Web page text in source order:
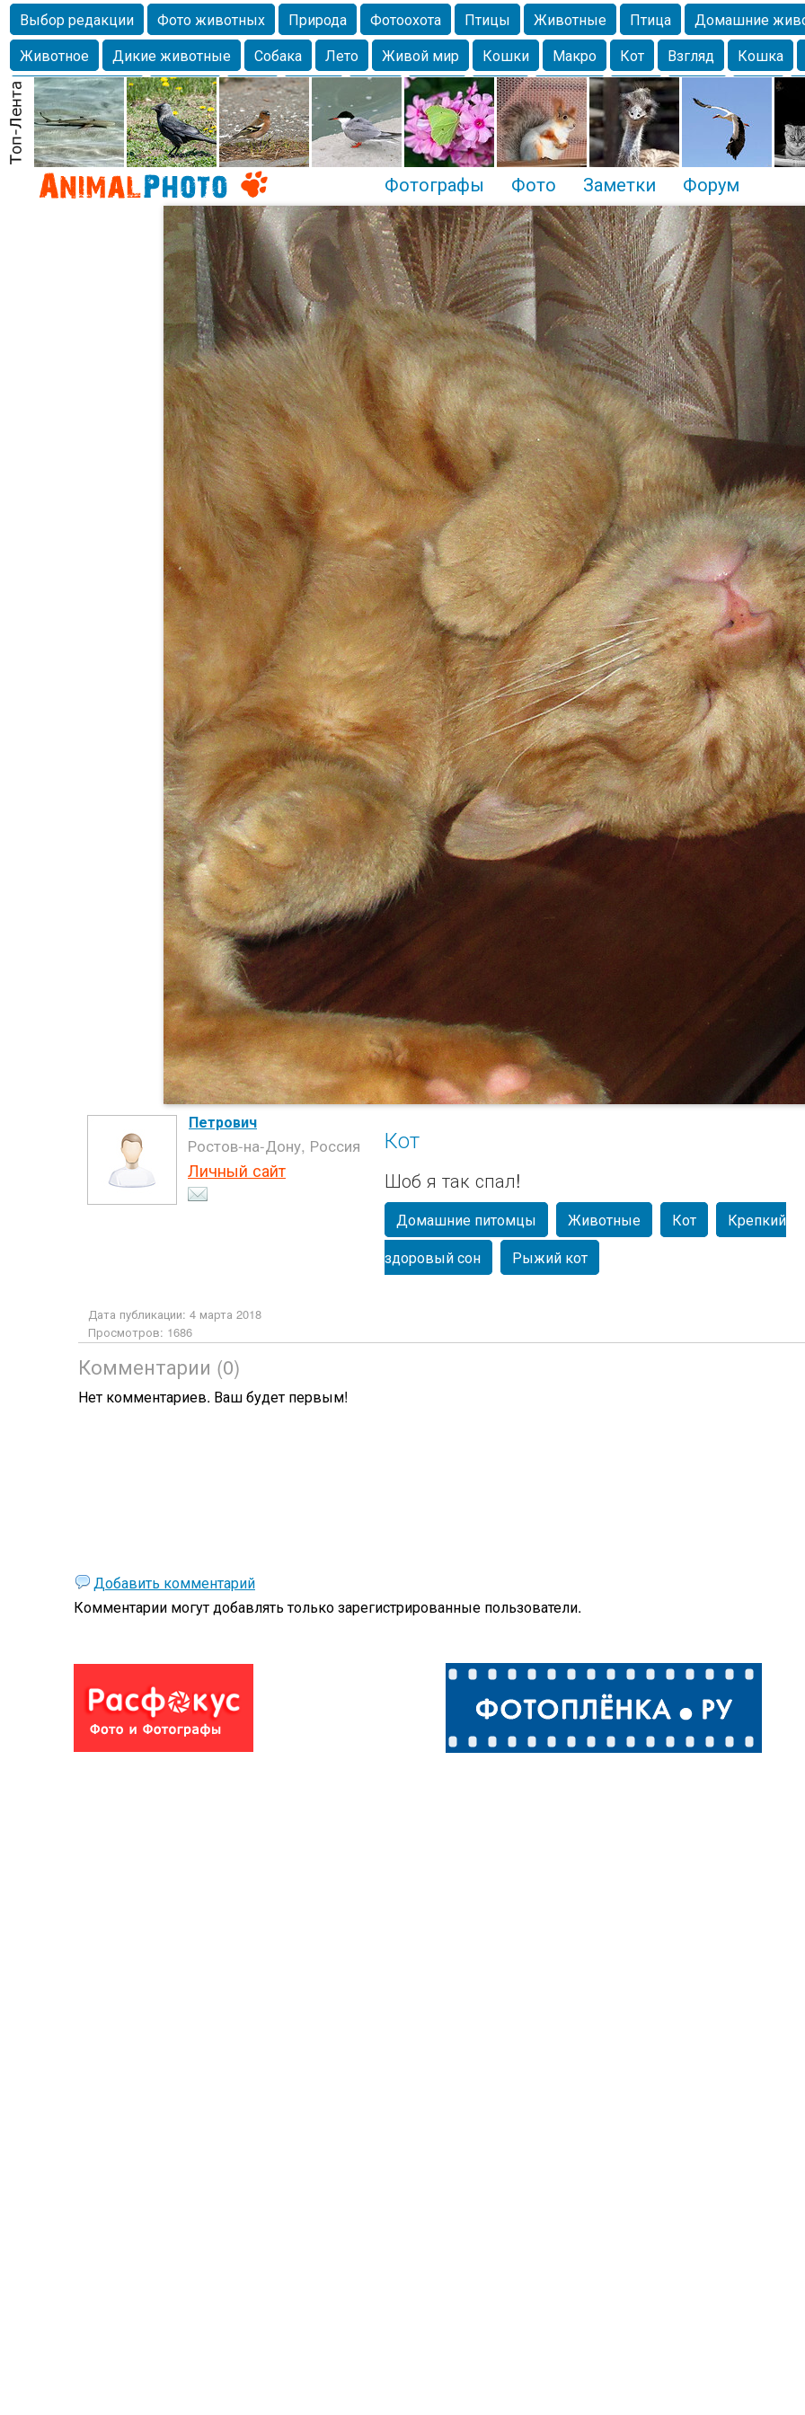
Выбор редакции Фото животных Природа Фотоохота Птицы Животные Птица
Домашние
Животное
Дикие животные Собака Лето Живой мир Кошки Макро Кот Взгляд
Кошка
Млекопитающие
Красота Фото Озеро Глаза Крым Весна Москва Парк Белка
любимцы
Волгоград Лебедь Город Бабочка Чайка Лес Утки Николаев Насекомое
Коты
Спаниель
Фотографы Фото Заметки Форум
Петрович
Ростов-на-Дону, Россия
Личный сайт
Кот
Шоб я так спал!
Домашние питомцы Животные Кот
Крепкий
здоровый сон
Рыжий кот
Дата публикации: 4 марта 2018
Просмотров: 1686
Комментарии (0)
Нет комментариев. Ваш будет первым!
Добавить комментарий
Комментарии могут добавлять толькозарегистрированные пользователи.